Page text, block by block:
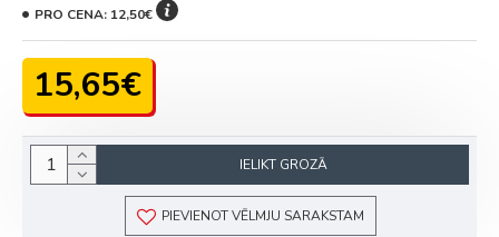
15,65€
PRO CENA: 12,50€
IELIKT GROZĀ
PIEVIENOT VĒLMJU SARAKSTAM